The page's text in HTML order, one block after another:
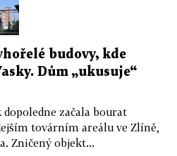
budovy, kde
Dům „ukusuje“
začala bourat
továrním areálu ve Zlíně,
Zničený objekt...